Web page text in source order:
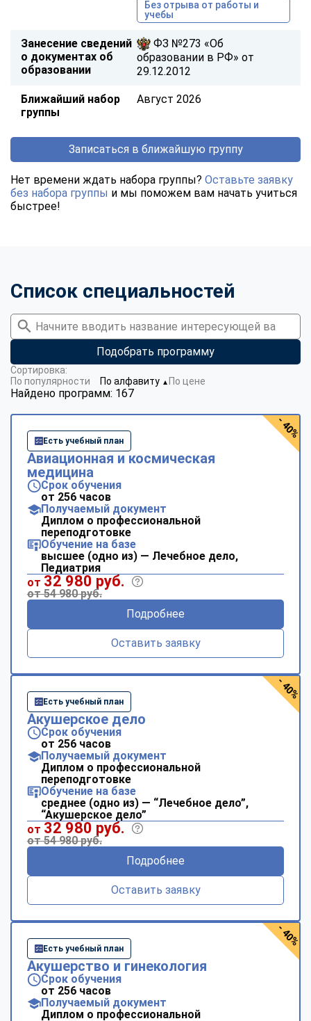
Без отрыва от работы и
учебы
Занесение сведений
о документах об
образовании
ФЗ №273 «Об
образовании в РФ» от
29.12.2012
Ближайший набор
группы
Август 2026
Записаться в ближайшую группу
Нет времени ждать набора группы? Оставьте заявку
без набора группы и мы поможем вам начать учиться
быстрее!
Список специальностей
Подобрать программу
Найдено программ: 167
Сортировка:
По популярности
По алфавиту ▼ По цене
Есть учебный план
Авиационная и космическая
медицина
Срок обучения
от 256 часов
Получаемый документ
Диплом о профессиональной
переподготовке
Обучение на базе
высшее (одно из) — Лечебное дело,
Педиатрия
от 32 980 руб.
от 54 980 руб.
Подробнее
Оставить заявку
- 40%
Есть учебный план
Акушерское дело
Срок обучения
от 256 часов
Получаемый документ
Диплом о профессиональной
переподготовке
Обучение на базе
среднее (одно из) — “Лечебное дело”,
“Акушерское дело”
от 32 980 руб.
от 54 980 руб.
Подробнее
Оставить заявку
- 40%
Есть учебный план
Акушерство и гинекология
Срок обучения
от 256 часов
Получаемый документ
Диплом о профессиональной
- 40%